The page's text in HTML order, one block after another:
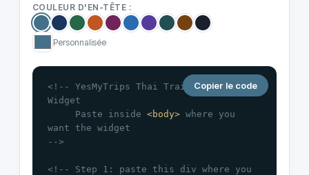
COULEUR D'EN-TÊTE :
Personnalisée
<!-- YesMyTrips Thai Train Schedule
Widget
     Paste inside
<body> where you
want the widget
-->
<!-- Step 1: paste this div where you
Copier le code